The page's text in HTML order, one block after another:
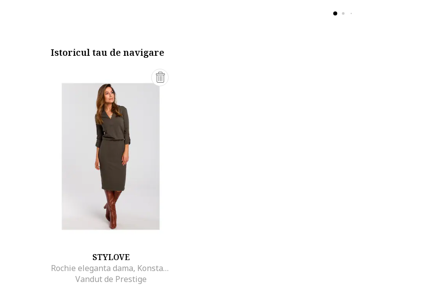
Istoricul tau de navigare
STYLOVE
Rochie eleganta dama, Konstantyn, masline, XXL
Vandut de Prestige